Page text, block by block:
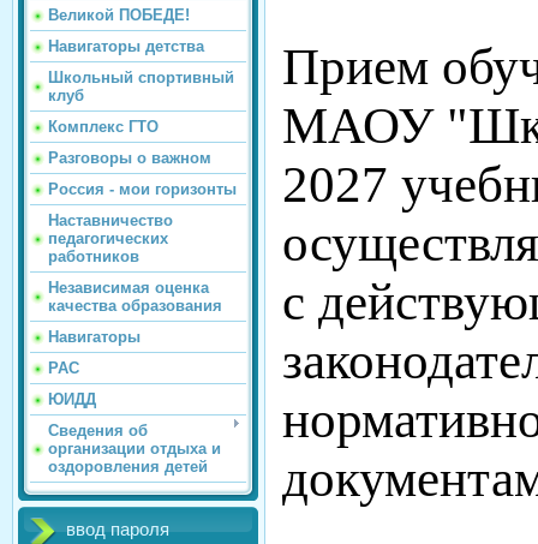
Великой ПОБЕДЕ!
Навигаторы детства
Школьный спортивный
клуб
Комплекс ГТО
Разговоры о важном
Россия - мои горизонты
Наставничество
педагогических
работников
Независимая оценка
качества образования
Навигаторы
РАС
ЮИДД
Сведения об
организации отдыха и
оздоровления детей
ввод пароля
Прием
МАОУ
2027
с